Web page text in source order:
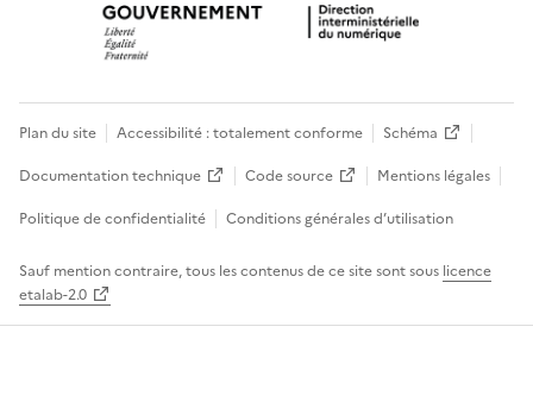
Plan du site Accessibilité : totalement conforme
Schéma
Documentation technique
Code source
Mentions légales
Politique de confidentialité
Conditions générales d’utilisation
Sauf mention contraire, tous les contenus de ce site sont sous licence
etalab-2.0